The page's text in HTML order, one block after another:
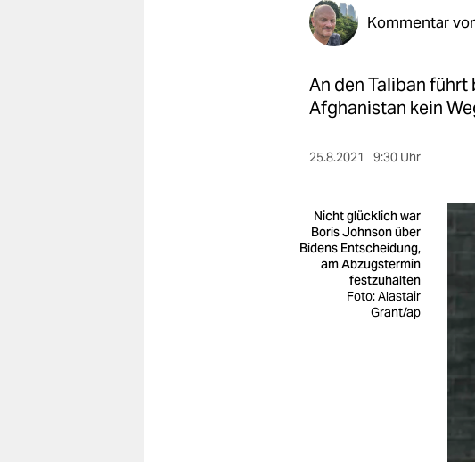
Kommentar
An den Taliban
Afghanistan kein
25.8.2021 9:30 Uhr
Nicht glücklich war
Boris Johnson über
Bidens Entscheidung,
am Abzugstermin
festzuhalten
Foto: Alastair
Grant/ap